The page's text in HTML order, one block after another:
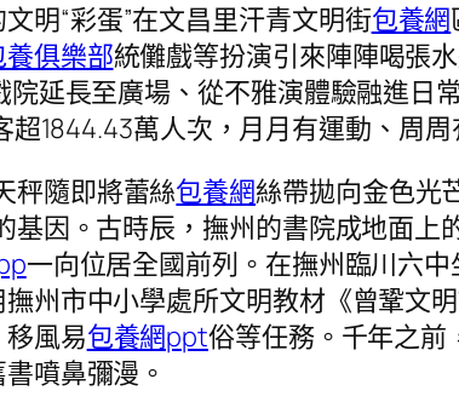
明“彩蛋”在文昌里汗青文明街包養網
俱樂部統儺戲等扮演引來陣陣喝張
延長至廣場、從不雅演體驗融進日
1844.43萬人次，月月有運動、周
秤隨即將蕾絲包養網絲帶拋向金色光
基因。古時辰，撫州的書院成地面
一向位居全國前列。在撫州臨川六
州市中小學處所文明教材《曾鞏文
風易包養網ppt俗等任務。千年之前
噴鼻彌漫。